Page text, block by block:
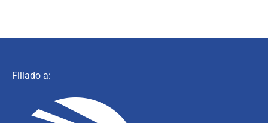
Filiado a: